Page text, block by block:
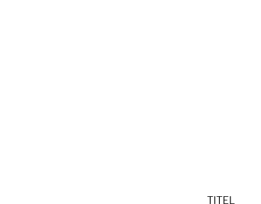
TITEL